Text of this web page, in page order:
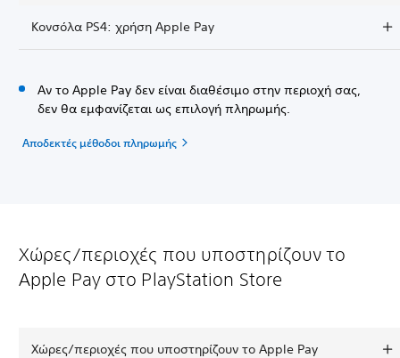
Κονσόλα PS4: χρήση Apple Pay
Αν το Apple Pay δεν είναι διαθέσιμο στην περιοχή σας,
δεν θα εμφανίζεται ως επιλογή πληρωμής.
Αποδεκτές μέθοδοι πληρωμής
Χώρες/περιοχές που υποστηρίζουν το
Apple Pay στο PlayStation Store
Χώρες/περιοχές που υποστηρίζουν το Apple Pay